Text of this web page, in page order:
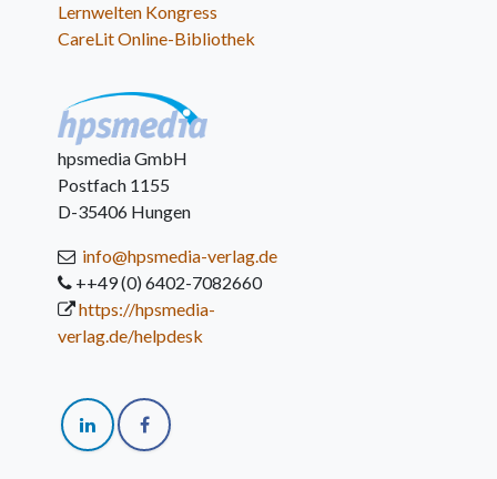
Lernwelten Kongress
CareLit Online-Bibliothek
hpsmedia GmbH
Postfach 1155
D-35406 Hungen
info@hpsmedia-verlag.de
++49 (0) 6402-7082660
https://hpsmedia-
verlag.de/helpdesk